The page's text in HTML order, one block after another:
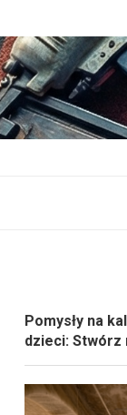
Pomysły na
dzieci: Stwórz